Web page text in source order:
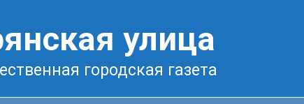
улица
городская газета